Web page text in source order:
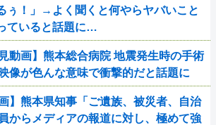
ぅ！」→よく聞くと何やらヤバいこと
ていると話題に…
見動画】熊本総合病院 地震発生時の手術
像が色んな意味で衝撃的だと話題に
画】熊本県知事「ご遺族、被災者、自治
からメディアの報道に対し、極めて強